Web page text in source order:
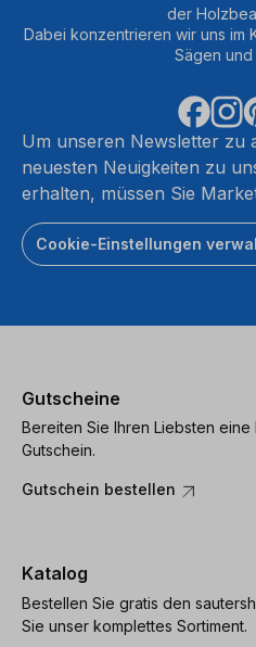
der
Dabei konzentrieren wir uns im
Sägen und
Um unseren Newsletter zu
neuesten Neuigkeiten zu
erhalten, müssen Sie
Cookie-Einstellungen
Gutscheine
Bereiten Sie Ihren Liebsten
Gutschein.
Gutschein bestellen
Katalog
Bestellen Sie gratis den
Sie unser komplettes Sortiment.